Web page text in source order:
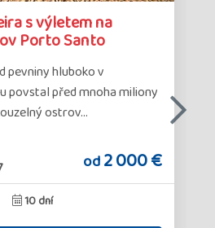
s výletem na
Porto Santo
pevniny hluboko v
povstal před mnoha miliony
ostrov…
od2 000 €
10 dní